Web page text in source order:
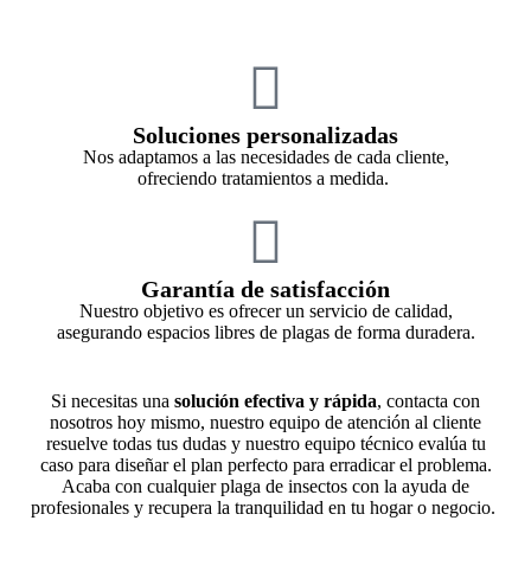
Soluciones personalizadas
Nos adaptamos a las necesidades de cada cliente,
ofreciendo tratamientos a medida.
Garantía de satisfacción
Nuestro objetivo es ofrecer un servicio de calidad,
asegurando espacios libres de plagas de forma duradera.
Si necesitas una solución efectiva y rápida, contacta con
nosotros hoy mismo, nuestro equipo de atención al cliente
resuelve todas tus dudas y nuestro equipo técnico evalúa tu
caso para diseñar el plan perfecto para erradicar el problema.
Acaba con cualquier plaga de insectos con la ayuda de
profesionales y recupera la tranquilidad en tu hogar o negocio.